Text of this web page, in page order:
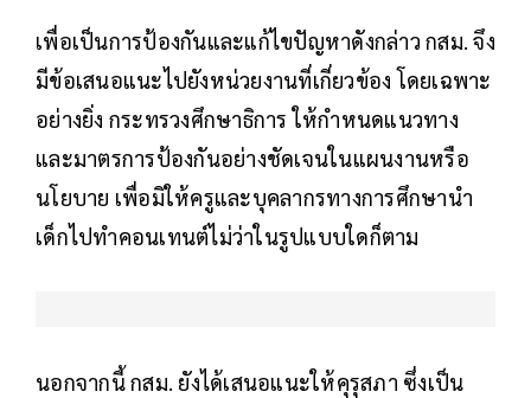
เพื่อเป็นการป้องกันและแก้ไขปัญหาดังกล่าว กสม. จึง
มีข้อเสนอแนะไปยังหน่วยงานที่เกี่ยวข้อง โดยเฉพาะ
อย่างยิ่ง กระทรวงศึกษาธิการ ให้กำหนดแนวทาง
และมาตรการป้องกันอย่างชัดเจนในแผนงานหรือ
นโยบาย เพื่อมิให้ครูและบุคลากรทางการศึกษานำ
เด็กไปทำคอนเทนต์ไม่ว่าในรูปแบบใดก็ตาม
นอกจากนี้ กสม. ยังได้เสนอแนะให้คุรุสภา ซึ่งเป็น